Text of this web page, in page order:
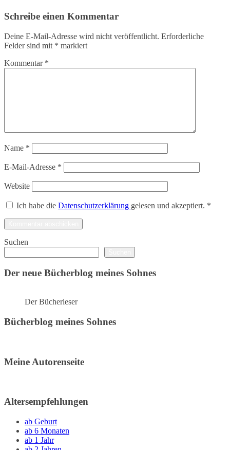
Schreibe einen Kommentar
Deine E-Mail-Adresse wird nicht veröffentlicht. Erforderliche
Felder sind mit * markiert
Kommentar *
Name *
E-Mail-Adresse *
Website
Ich habe die Datenschutzerklärung gelesen und akzeptiert. *
Suchen
Der neue Bücherblog meines Sohnes
Der Bücherleser
Bücherblog meines Sohnes
Meine Autorenseite
Altersempfehlungen
ab Geburt
ab 6 Monaten
ab 1 Jahr